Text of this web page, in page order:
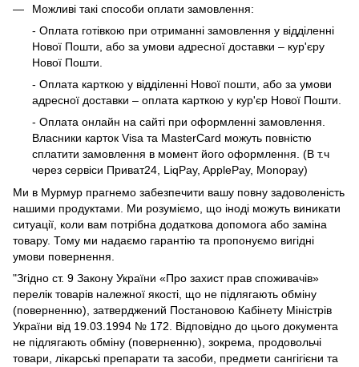
Можливі такі способи оплати замовлення:
- Оплата готівкою при отриманні замовлення у відділенні
Нової Пошти, або за умови адресної доставки – кур'єру
Нової Пошти.
- Оплата карткою у відділенні Нової пошти, або за умови
адресної доставки – оплата карткою у кур'єр Нової Пошти.
- Оплата онлайн на сайті при оформленні замовлення.
Власники карток Visa та MasterCard можуть повністю
сплатити замовлення в момент його оформлення. (В т.ч
через сервіси Приват24, LiqPay, ApplePay, Monopay)
Ми в Мурмур прагнемо забезпечити вашу повну задоволеність
нашими продуктами. Ми розуміємо, що іноді можуть виникати
ситуації, коли вам потрібна додаткова допомога або заміна
товару. Тому ми надаємо гарантію та пропонуємо вигідні
умови повернення.
"Згідно ст. 9 Закону України «Про захист прав споживачів»
перелік товарів належної якості, що не підлягають обміну
(поверненню), затверджений Постановою Кабінету Міністрів
України від 19.03.1994 № 172. Відповідно до цього документа
не підлягають обміну (поверненню), зокрема, продовольчі
товари, лікарські препарати та засоби, предмети сангігієни та